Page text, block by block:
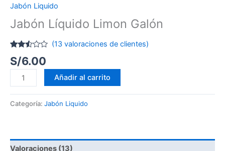
Jabón Liquido
Jabón Líquido Limon Galón
con
2.42
de 5
a
valoraciones
(13valoraciones de clientes)
S/6.00
Añadir al carrito
Categoría: Jabón Liquido
Valoraciones (13)